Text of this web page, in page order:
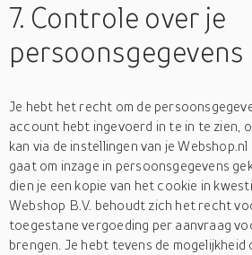
7. Controle over je
persoonsgegevens
Je hebt het recht om de
account hebt ingevoerd in te in te zien,
kan via de instellingen van je
gaat om inzage in persoonsgegevens
dien je een kopie van het cookie in
Webshop B.V. behoudt zich het recht
toegestane vergoeding per aanvraag
brengen. Je hebt tevens de